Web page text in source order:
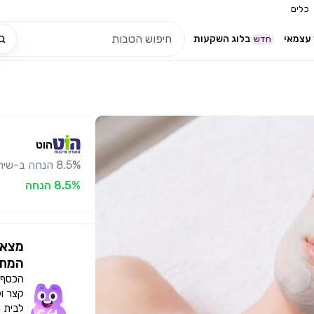
כלים
בלוג השקעות חדש
הוט
8.5% הנחה ב-שירלי גרייצר - טיפולי אסתטיקה מתקדמים
8.5% הנחה
הכסף
קצר